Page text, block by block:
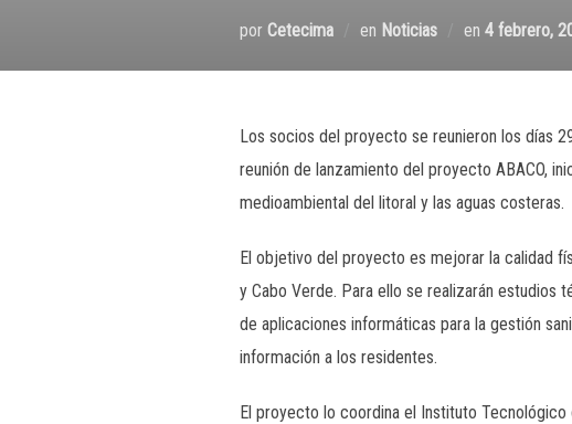
por Cetecima en Noticias en 4 febrero,
Los socios del proyecto se reunieron los días
reunión de lanzamiento del proyecto ABACO,
medioambiental del litoral y las aguas costeras.
El objetivo del proyecto es mejorar la calidad
y Cabo Verde. Para ello se realizarán estudios
de aplicaciones informáticas para la gestión
información a los residentes.
El proyecto lo coordina el Instituto